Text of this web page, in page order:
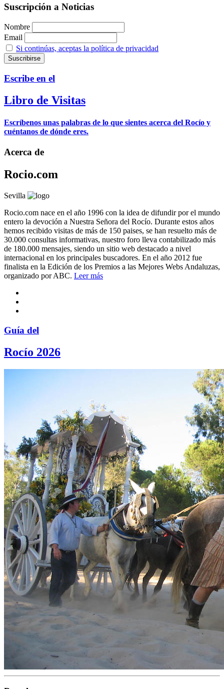
Suscripción a Noticias
Nombre
Email
Si continúas, aceptas la política de privacidad
Escribe en el
Libro de Visitas
Escríbenos unas palabras de lo que sientes acerca del Rocío y
cuéntanos de dónde eres.
Acerca de
Rocio.com
Sevilla
Rocio.com nace en el año 1996 con la idea de difundir por el mundo
entero la devoción a Nuestra Señora del Rocío. Durante estos años
hemos recibido visitas de más de 150 paises, se han resuelto más de
30.000 consultas informativas, nuestro foro lleva contabilizado más
de 180.000 mensajes, siendo un sitio web destacado a nivel
internacional en los principales buscadores. En el año 2012 fue
finalista en la Edición de los Premios a las Mejores Webs Andaluzas,
organizado por ABC. Leer más
Guía del
Rocío 2026